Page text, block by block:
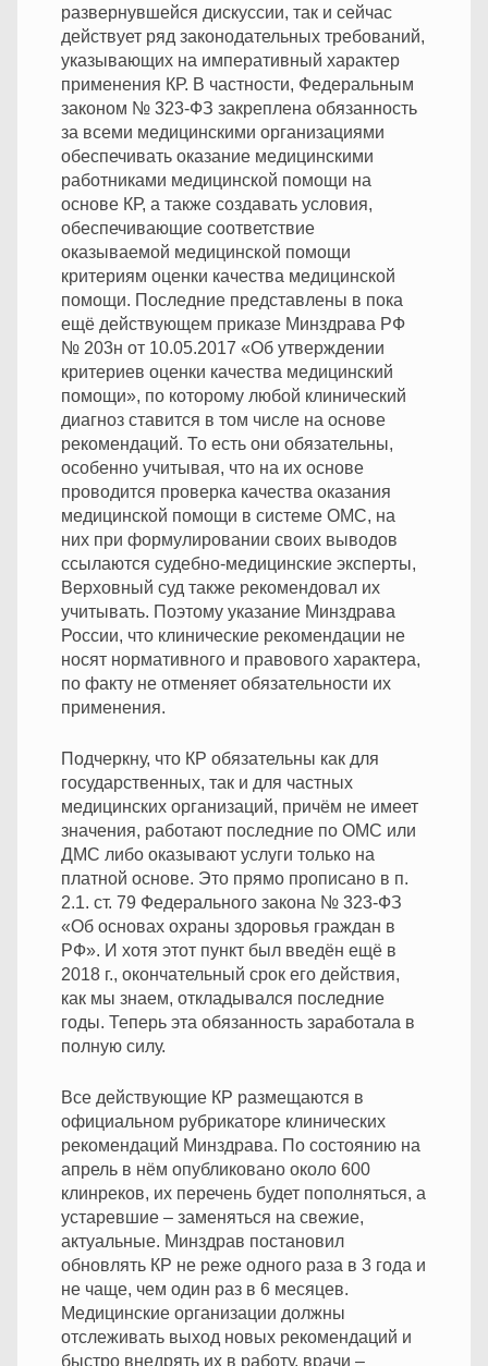
развернувшейся дискуссии, так и сейчас
действует ряд законодательных требований,
указывающих на императивный характер
применения КР. В частности, Федеральным
законом № 323-ФЗ закреплена обязанность
за всеми медицинскими организациями
обеспечивать оказание медицинскими
работниками медицинской помощи на
основе КР, а также создавать условия,
обеспечивающие соответствие
оказываемой медицинской помощи
критериям оценки качества медицинской
помощи. Последние представлены в пока
ещё действующем приказе Минздрава РФ
№ 203н от 10.05.2017 «Об утверждении
критериев оценки качества медицинский
помощи», по которому любой клинический
диагноз ставится в том числе на основе
рекомендаций. То есть они обязательны,
особенно учитывая, что на их основе
проводится проверка качества оказания
медицинской помощи в системе ОМС, на
них при формулировании своих выводов
ссылаются судебно-медицинские эксперты,
Верховный суд также рекомендовал их
учитывать. Поэтому указание Минздрава
России, что клинические рекомендации не
носят нормативного и правового характера,
по факту не отменяет обязательности их
применения.
Подчеркну, что КР обязательны как для
государственных, так и для частных
медицинских организаций, причём не имеет
значения, работают последние по ОМС или
ДМС либо оказывают услуги только на
платной основе. Это прямо прописано в п.
2.1. ст. 79 Федерального закона № 323-ФЗ
«Об основах охраны здоровья граждан в
РФ». И хотя этот пункт был введён ещё в
2018 г., окончательный срок его действия,
как мы знаем, откладывался последние
годы. Теперь эта обязанность заработала в
полную силу.
Все действующие КР размещаются в
официальном рубрикаторе клинических
рекомендаций Минздрава. По состоянию на
апрель в нём опубликовано около 600
клинреков, их перечень будет пополняться, а
устаревшие – заменяться на свежие,
актуальные. Минздрав постановил
обновлять КР не реже одного раза в 3 года и
не чаще, чем один раз в 6 месяцев.
Медицинские организации должны
отслеживать выход новых рекомендаций и
быстро внедрять их в работу, врачи –